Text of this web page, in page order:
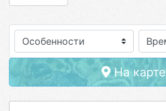
Особенности
На карте